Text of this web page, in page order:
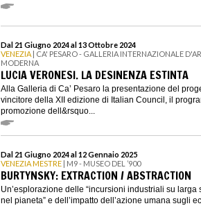
Dal 21 Giugno 2024 al 13 Ottobre 2024
VENEZIA | CA' PESARO - GALLERIA INTERNAZIONALE
MODERNA
LUCIA VERONESI. LA DESINENZA ESTINTA
Alla Galleria di Ca’ Pesaro la presentazione del
vincitore della XII edizione di Italian Council, il
promozione dell&rsquo...
Dal 21 Giugno 2024 al 12 Gennaio 2025
VENEZIA MESTRE | M9 - MUSEO DEL ’900
BURTYNSKY: EXTRACTION / ABSTRACTION
Un’esplorazione delle “incursioni industriali su larga
nel pianeta” e dell’impatto dell’azione umana sugli